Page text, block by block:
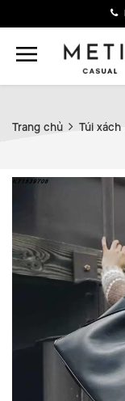
Trang chủ Túi xách